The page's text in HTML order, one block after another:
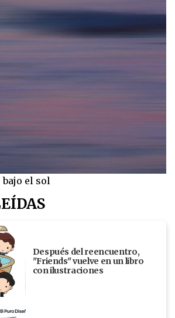
el sol
Después del reencuentro,
"Friends" vuelve en un libro
con ilustraciones